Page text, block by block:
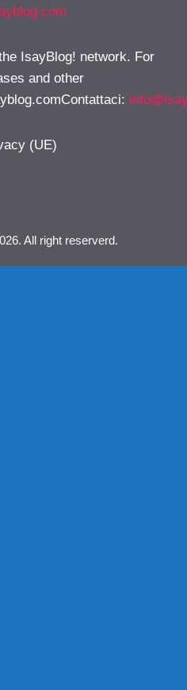
IsayBlog! network. For
and other
:
(UE)
All right reserverd.